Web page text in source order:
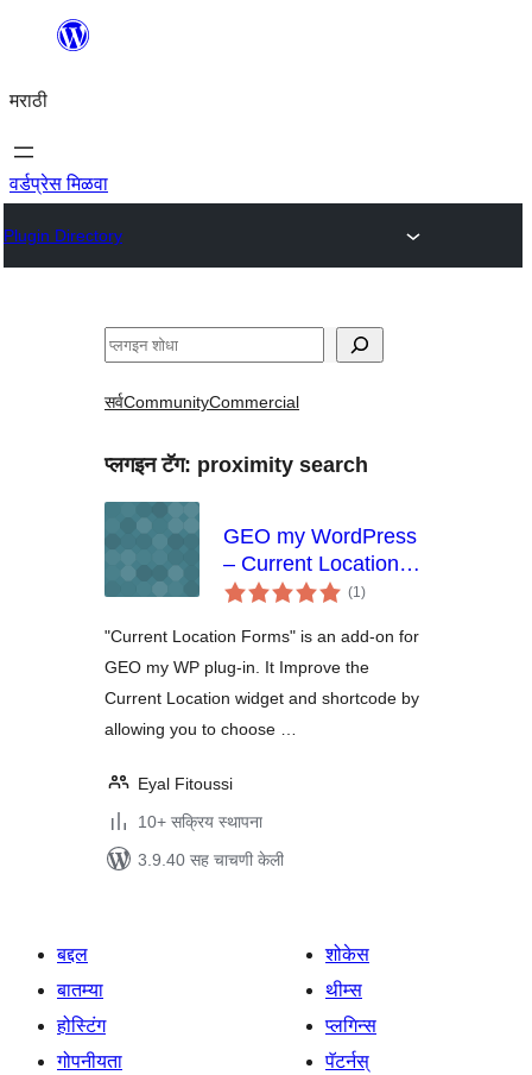
सामुग्रीवर
मराठी
वर्डप्रेस मिळवा
Plugin Directory
शोधा
सर्वCommunityCommercial
प्लगइन टॅग: proximity search
GEO my WordPress
– Current Location
Forms
(1एकूण
मूल्यांकन
)
"Current Location Forms" is an add-on for
GEO my WP plug-in. It Improve the
Current Location widget and shortcode by
allowing you to choose …
Eyal Fitoussi
10+ सक्रिय स्थापना
3.9.40 सह चाचणी केली
बद्दल
बातम्या
होस्टिंग
गोपनीयता
शोकेस
थीम्स
प्लगिन्स
पॅटर्नस्